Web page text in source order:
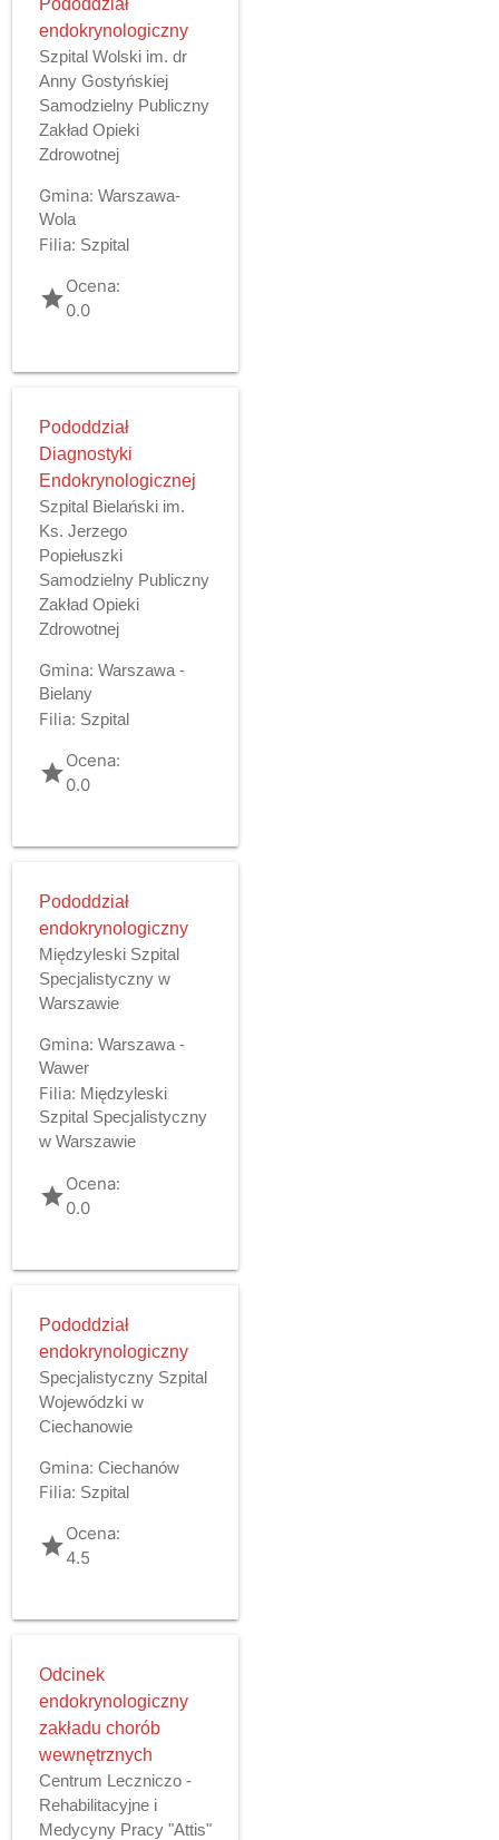
endokrynologiczny
Szpital Wolski im. dr
Anny Gostyńskiej
Samodzielny Publiczny
Zakład Opieki
Zdrowotnej
Gmina: Warszawa-
Wola
Filia: Szpital
gradeOcena:
0.0
Pododdział
Diagnostyki
Endokrynologicznej
Szpital Bielański im.
Ks. Jerzego
Popiełuszki
Samodzielny Publiczny
Zakład Opieki
Zdrowotnej
Gmina: Warszawa -
Bielany
Filia: Szpital
gradeOcena:
0.0
Pododdział
endokrynologiczny
Międzyleski Szpital
Specjalistyczny w
Warszawie
Gmina: Warszawa -
Wawer
Filia: Międzyleski
Szpital Specjalistyczny
w Warszawie
gradeOcena:
0.0
Pododdział
endokrynologiczny
Specjalistyczny Szpital
Wojewódzki w
Ciechanowie
Gmina: Ciechanów
Filia: Szpital
gradeOcena:
4.5
Odcinek
endokrynologiczny
zakładu chorób
wewnętrznych
Centrum Leczniczo -
Rehabilitacyjne i
Medycyny Pracy "Attis"